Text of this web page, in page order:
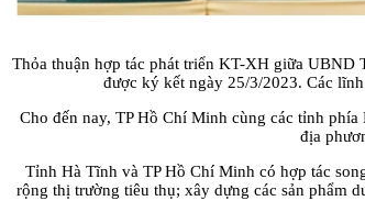
Thỏa thuận hợp tác phát triển KT-XH giữa UBND
được ký kết ngày 25/3/2023. Các
Cho đến nay, TP Hồ Chí Minh cùng các tỉnh
địa
Tỉnh Hà Tĩnh và TP Hồ Chí Minh có hợp tác
rộng thị trường tiêu thụ; xây dựng các sản phẩm